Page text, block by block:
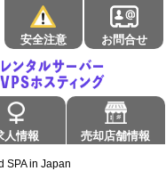
安全注意 お問合せ
人情報 売却店舗情報
SPA in Japan